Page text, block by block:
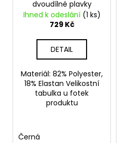
dvoudílné plavky
Ihned k odeslání (1 ks)
729 Kč
DETAIL
Materiál: 82% Polyester,
18% Elastan Velikostní
tabulka u fotek
produktu
Černá